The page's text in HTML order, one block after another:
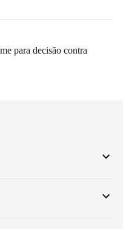
para decisão contra